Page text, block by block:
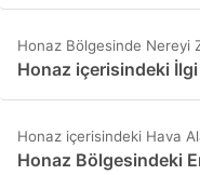
Honaz Bölgesinde Nereyi
Honaz içerisindeki İlgi
Honaz içerisindeki Hava
Honaz Bölgesindeki